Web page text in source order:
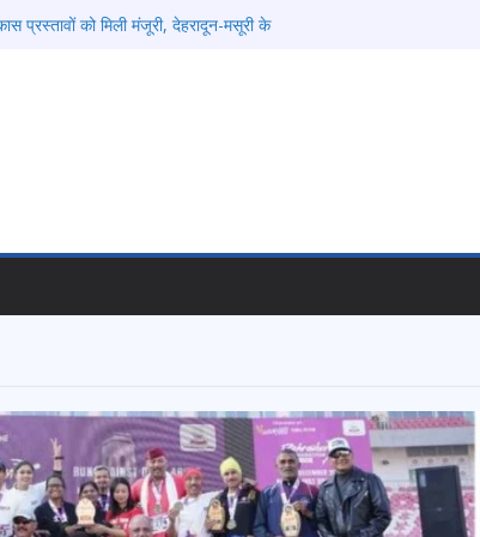
प्रस्तावों को मिली मंजूरी, देहरादून-मसूरी के
भर्ती
से जुड़ी 12 किमी ग्रीनफील्ड बाईपास परियोजना
के बीच जिला प्रशासन अलर्ट, सभी विभागों को